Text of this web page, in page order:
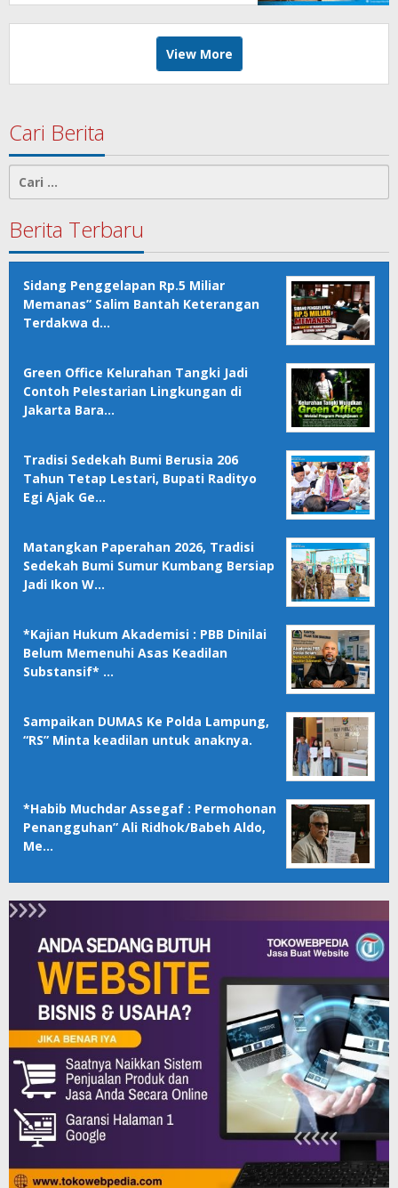
View More
Cari Berita
Cari
untuk:
Berita Terbaru
Sidang Penggelapan Rp.5 Miliar
Memanas” Salim Bantah Keterangan
Terdakwa d…
Green Office Kelurahan Tangki Jadi
Contoh Pelestarian Lingkungan di
Jakarta Bara…
Tradisi Sedekah Bumi Berusia 206
Tahun Tetap Lestari, Bupati Radityo
Egi Ajak Ge…
Matangkan Paperahan 2026, Tradisi
Sedekah Bumi Sumur Kumbang Bersiap
Jadi Ikon W…
*Kajian Hukum Akademisi : PBB Dinilai
Belum Memenuhi Asas Keadilan
Substansif* …
Sampaikan DUMAS Ke Polda Lampung,
“RS” Minta keadilan untuk anaknya.
*Habib Muchdar Assegaf : Permohonan
Penangguhan” Ali Ridhok/Babeh Aldo,
Me…